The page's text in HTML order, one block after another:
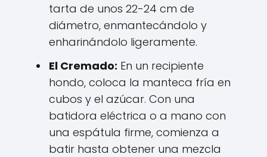
tarta de unos 22-24 cm de
diámetro, enmantecándolo y
enharinándolo ligeramente.
El Cremado: En un recipiente
hondo, coloca la manteca fría en
cubos y el azúcar. Con una
batidora eléctrica o a mano con
una espátula firme, comienza a
batir hasta obtener una mezcla